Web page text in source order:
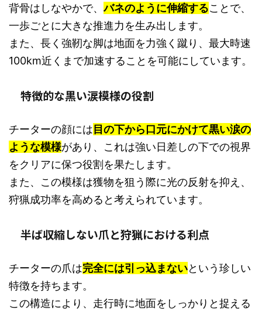
背骨はしなやかで、バネのように伸縮することで、
一歩ごとに大きな推進力を生み出します。
また、長く強靭な脚は地面を力強く蹴り、最大時速
100km近くまで加速することを可能にしています。
特徴的な黒い涙模様の役割
チーターの顔には 目の下から口元にかけて黒い涙の
ような模様があり、これは強い日差しの下での視界
をクリアに保つ役割を果たします。
また、この模様は獲物を狙う際に光の反射を抑え、
狩猟成功率を高めると考えられています。
半ば収縮しない爪と狩猟における利点
チーターの爪は完全には引っ込まないという珍しい
特徴を持ちます。
この構造により、走行時に地面をしっかりと捉える